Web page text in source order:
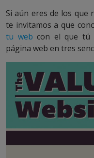
Si aún eres de los que
te invitamos a que
tu web con el que tú
página web en tres